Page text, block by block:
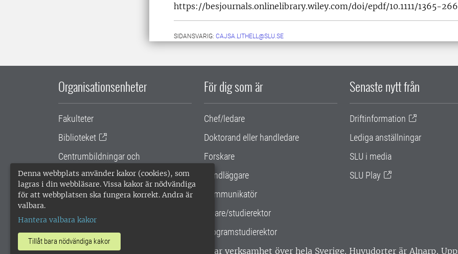
Denna webbplats använder kakor (cookies), som
lagras i din webbläsare. Vissa kakor är nödvändiga
för att webbplatsen ska fungera korrekt. Andra är
valbara.
Hantera valbara kakor
Tillåt bara nödvändiga kakor
https://besjournals.onlinelibrary.wiley.com/doi/epdf/10.1111/1365-
SIDANSVARIG: CAJSA.LITHELL@SLU.SE
Organisationsenheter
Fakulteter
Biblioteket
Centrumbildningar och
samarbetsprojekt
Gemensamma verksamhetsstödet
För dig som är
Chef/ledare
Doktorand eller handledare
Forskare
Handläggare
Kommunikatör
Lärare/studierektor
Programstudierektor
Senaste nytt från
Driftinformation
Lediga anställningar
SLU i media
SLU Play
SLU, Sveriges lantbruksuniversitet, har verksamhet över hela Sverige. Huvudorter är Alnarp,